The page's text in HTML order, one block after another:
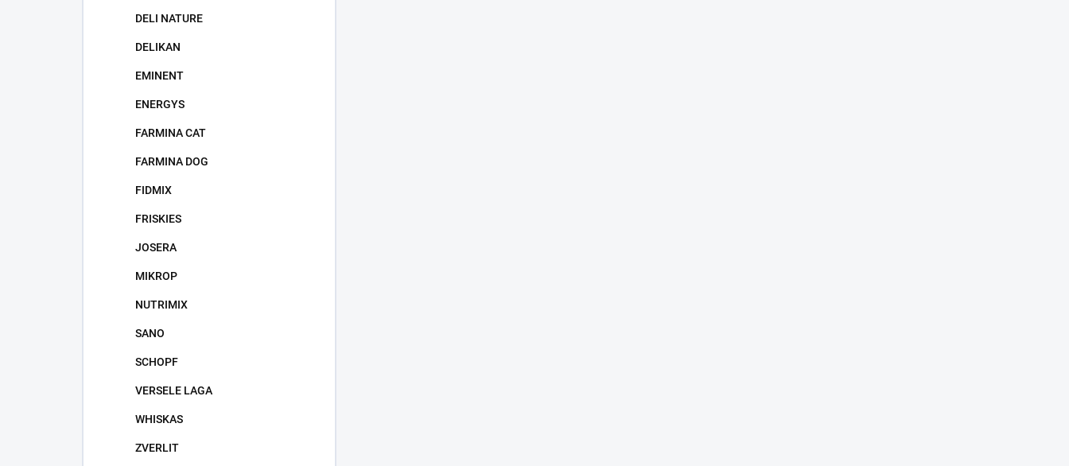
DELI NATURE
DELIKAN
EMINENT
ENERGYS
FARMINA CAT
FARMINA DOG
FIDMIX
FRISKIES
JOSERA
MIKROP
NUTRIMIX
SANO
SCHOPF
VERSELE LAGA
WHISKAS
ZVERLIT